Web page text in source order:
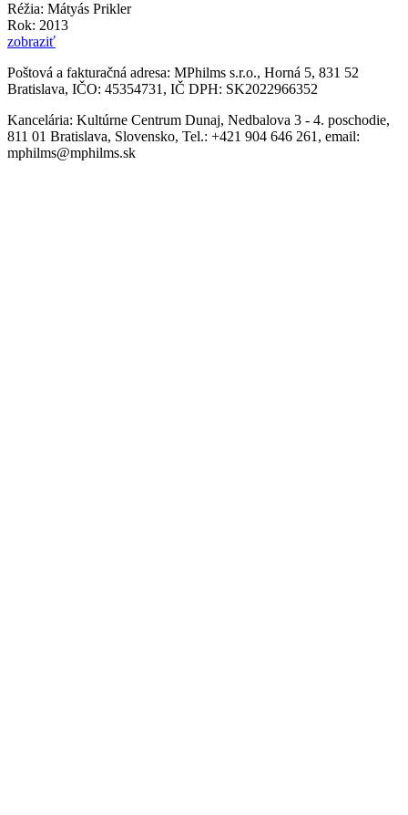
Réžia: Mátyás Prikler
Rok: 2013
zobraziť
Poštová a fakturačná adresa: MPhilms s.r.o., Horná 5, 831 52
Bratislava, IČO: 45354731, IČ DPH: SK2022966352
Kancelária: Kultúrne Centrum Dunaj, Nedbalova 3 - 4. poschodie,
811 01 Bratislava, Slovensko, Tel.: +421 904 646 261, email:
mphilms@mphilms.sk